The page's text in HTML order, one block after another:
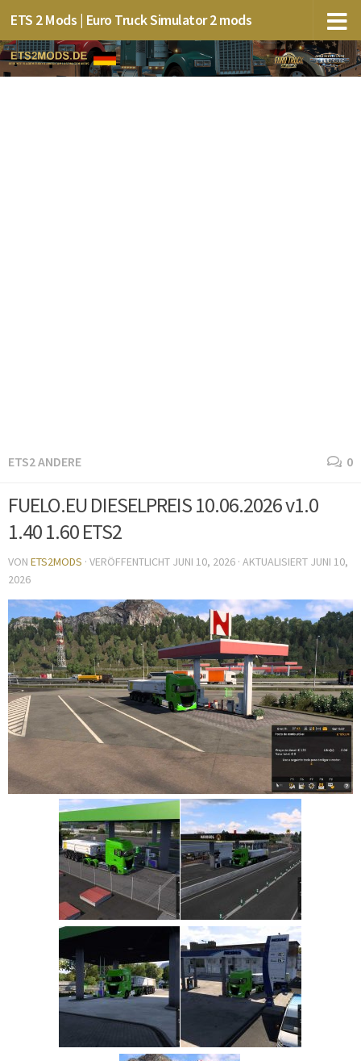
ETS 2 Mods | Euro Truck Simulator 2 mods
ETS2 ANDERE 0
FUELO.EU DIESELPREIS 10.06.2026 v1.0
1.40 1.60 ETS2
VON ETS2MODS · VERÖFFENTLICHT JUNI 10, 2026 · AKTUALISIERT JUNI 10,
2026